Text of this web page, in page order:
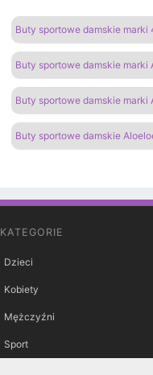
Buty sportowe damskie
Buty sportowe damskie
Buty sportowe damskie marki
Buty sportowe damskie
KATEGORIE
Dzieci
Kobiety
Mężczyźni
Sport